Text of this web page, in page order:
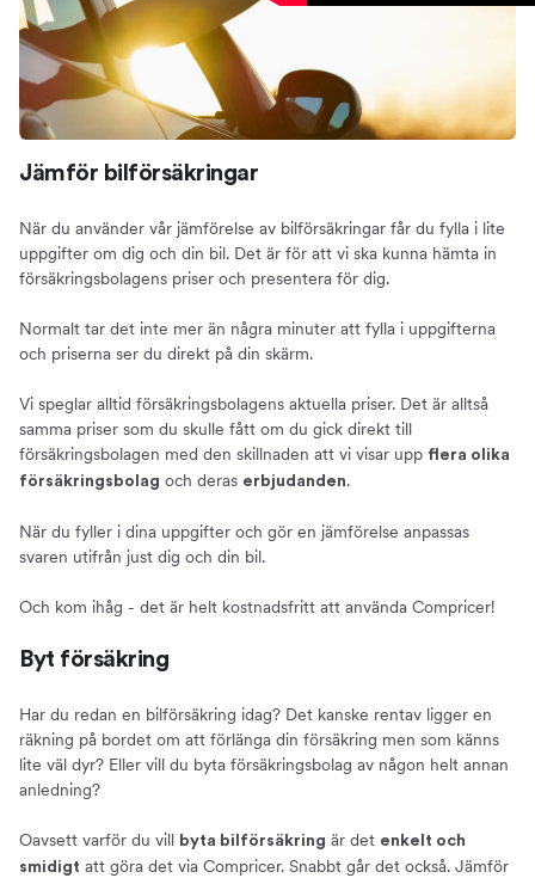
Jämför bilförsäkringar
När du använder vår jämförelse av bilförsäkringar får du fylla i lite
uppgifter om dig och din bil. Det är för att vi ska kunna hämta in
försäkringsbolagens priser och presentera för dig.
Normalt tar det inte mer än några minuter att fylla i uppgifterna
och priserna ser du direkt på din skärm.
Vi speglar alltid försäkringsbolagens aktuella priser. Det är alltså
samma priser som du skulle fått om du gick direkt till
försäkringsbolagen med den skillnaden att vi visar upp flera olika
försäkringsbolag och deras erbjudanden.
När du fyller i dina uppgifter och gör en jämförelse anpassas
svaren utifrån just dig och din bil.
Och kom ihåg - det är helt kostnadsfritt att använda Compricer!
Byt försäkring
Har du redan en bilförsäkring idag? Det kanske rentav ligger en
räkning på bordet om att förlänga din försäkring men som känns
lite väl dyr? Eller vill du byta försäkringsbolag av någon helt annan
anledning?
Oavsett varför du vill byta bilförsäkring är det enkelt och
smidigt att göra det via Compricer. Snabbt går det också. Jämför